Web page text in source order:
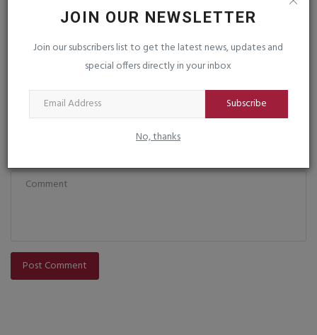
JOIN OUR NEWSLETTER
Join our subscribers list to get the latest news, updates and
special offers directly in your inbox
Subscribe
No, thanks
Post Comment